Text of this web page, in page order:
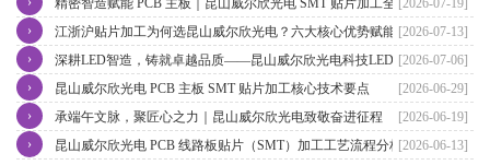
解析
[2026-07-13]
江浙沪贴片加工为何选昆山威尔欣光电？六大核心优势赋能长三角电
子智造
›
[2026-07-06]
深耕LED智造，铸就卓越品质——昆山威尔欣光电科技LED灯具贴片
加工实力再升级
›
[2026-06-29]
昆山威尔欣光电 PCB 主板 SMT 贴片加工核心技术要点
›
[2026-06-19]
承端午文脉，聚匠心之力｜昆山威尔欣光电致敬奋进征程
›
[2026-06-13]
昆山威尔欣光电 PCB 线路板贴片（SMT）加工工艺流程分析
›